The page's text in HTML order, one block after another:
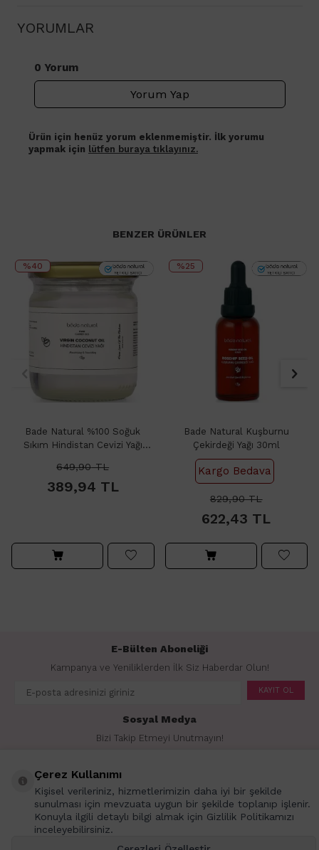
YORUMLAR
0 Yorum
Yorum Yap
Ürün için henüz yorum eklenmemiştir. İlk yorumu
yapmak için lütfen buraya tıklayınız.
BENZER ÜRÜNLER
%40
Bade Natural %100 Soğuk
Sıkım Hindistan Cevizi Yağı
649,90TL
389,94 TL
%25
Bade Natural Kuşburnu
Çekirdeği Yağı 30ml
Kargo Bedava
829,90TL
622,43 TL
E-Bülten Aboneliği
Kampanya ve Yeniliklerden İlk Siz Haberdar Olun!
KAYIT OL
Sosyal Medya
Bizi Takip Etmeyi Unutmayın!
İçerikler
Çerez Kullanımı
Kişisel verileriniz, hizmetlerimizin daha iyi bir şekilde
sunulması için mevzuata uygun bir şekilde toplanıp işlenir.
Konuyla ilgili detaylı bilgi almak için Gizlilik Politikamızı
inceleyebilirsiniz.